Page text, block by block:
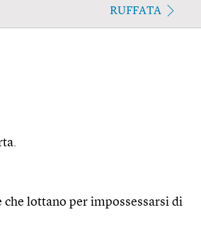
RUFFATA
che lottano per impossessarsi di